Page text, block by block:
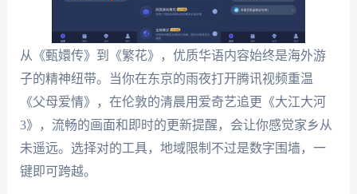
从《甄嬛传》到《繁花》，优质华语内容始终是海外游
子的精神纽带。当你在东京的雨夜打开腾讯视频重温
《父母爱情》，在伦敦的清晨用爱奇艺追更《大江大河
3》，流畅的画面和即时的更新提醒，会让你感觉家乡从
未遥远。选择对的工具，地域限制不过是数字围墙，一
键即可跨越。